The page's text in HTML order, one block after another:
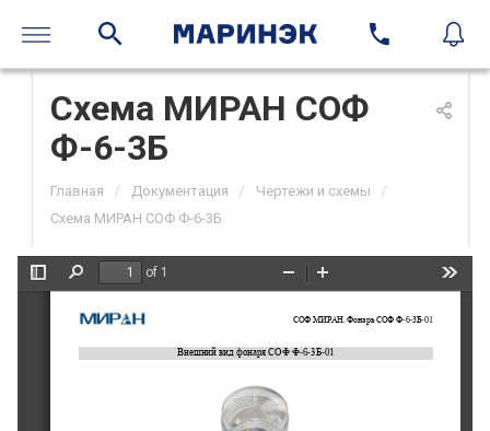
Схема МИРАН СОФ
Ф-6-3Б
Главная / Документация / Чертежи и схемы /
Схема МИРАН СОФ Ф-6-3Б
Find
of 1
Zoom
СОФ МИРАН. Фонарь СОФ Ф-6-3Б-01
Внешний вид фонаря СОФ Ф-6-3Б-01